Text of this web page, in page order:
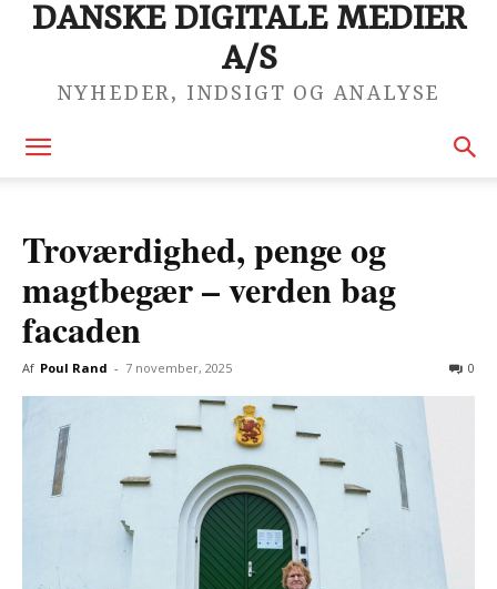
DANSKE DIGITALE MEDIER
A/S
NYHEDER, INDSIGT OG ANALYSE
Troværdighed, penge og
magtbegær – verden bag
facaden
Af Poul Rand - 7 november, 2025 0